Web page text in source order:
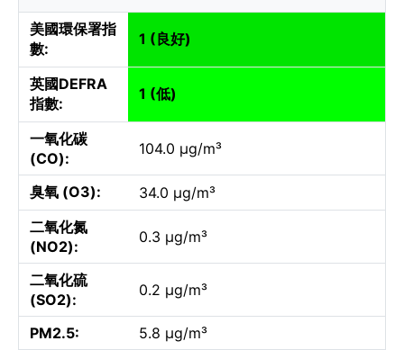
美國環保署指
數:
1 (良好)
英國DEFRA
指數:
1 (低)
一氧化碳
(CO):
104.0 µg/m³
臭氧 (O3):
34.0 µg/m³
二氧化氮
(NO2):
0.3 µg/m³
二氧化硫
(SO2):
0.2 µg/m³
PM2.5:
5.8 µg/m³